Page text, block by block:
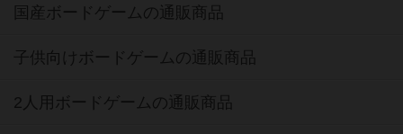
国産ボードゲームの通販商品
子供向けボードゲームの通販商品
2人用ボードゲームの通販商品